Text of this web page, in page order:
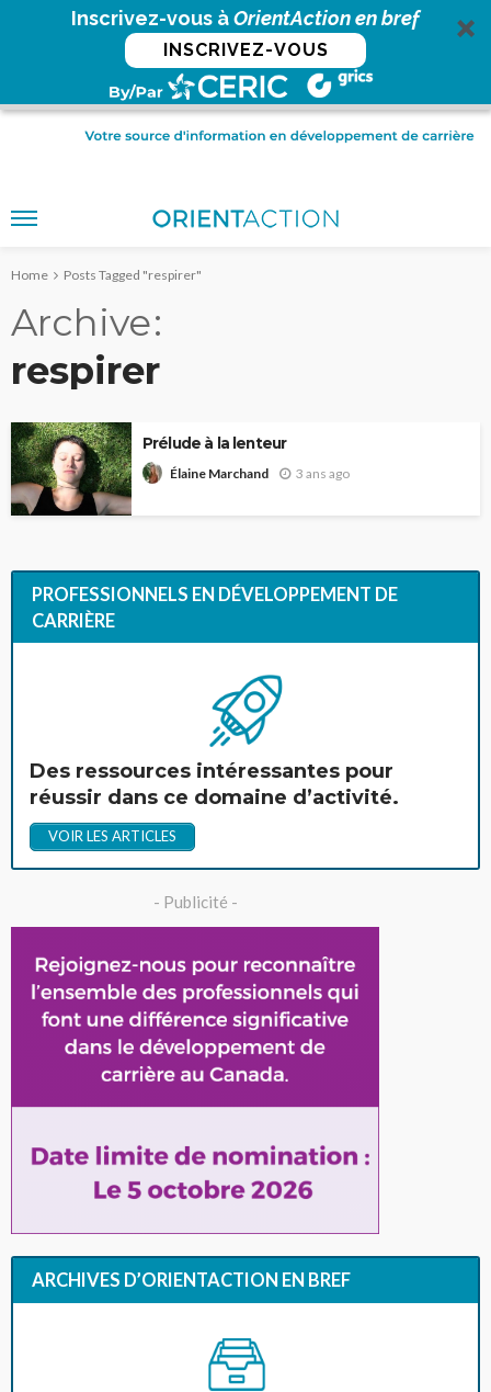
Inscrivez-vous àOrientAction en bref
INSCRIVEZ-VOUS
Home Posts Tagged "respirer"
Archive
respirer
Prélude à la lenteur
Élaine Marchand 3 ans ago
PROFESSIONNELS EN DÉVELOPPEMENT DE
CARRIÈRE
Des ressources intéressantes pour
réussir dans ce domaine d’activité.
VOIR LES ARTICLES
- Publicité -
ARCHIVES D’ORIENTACTION EN BREF